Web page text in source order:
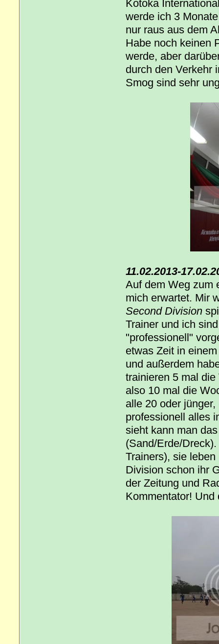
Kotoka
werde ich 3
nur raus aus dem
Habe noch keinen
werde, aber
durch den Verkehr
Smog sind sehr
11.02.2013-
Auf dem Weg zum
mich erwartet. Mir
Second Division
Trainer und ich
"professionell"
etwas Zeit in
und außerdem
trainieren 5 mal
also 10 mal die
alle 20 oder
professionell alles
sieht kann man
(Sand/Erde/
Trainers), sie
Division schon ihr
der Zeitung und
Kommentator! Und